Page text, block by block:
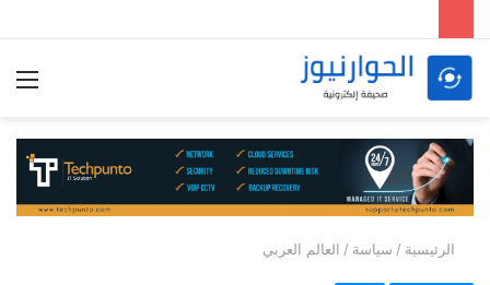
الرئيسية / سياسة / العالم العربي